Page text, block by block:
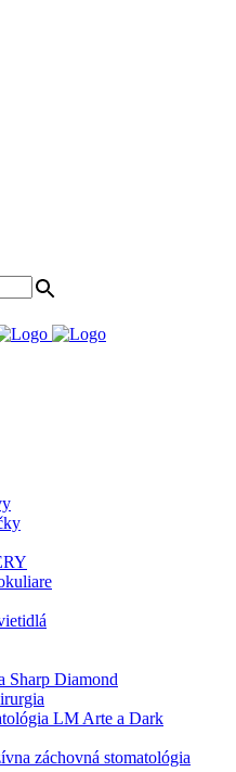
Sharp Diamond
LM Arte a Dark
záchovná stomatológia